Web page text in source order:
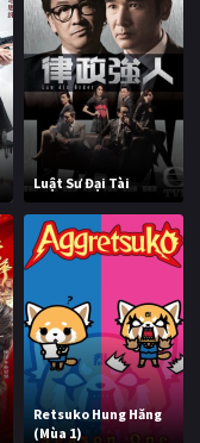
Luật Sư Đại Tài
Retsuko Hung Hăng
(Mùa 1)